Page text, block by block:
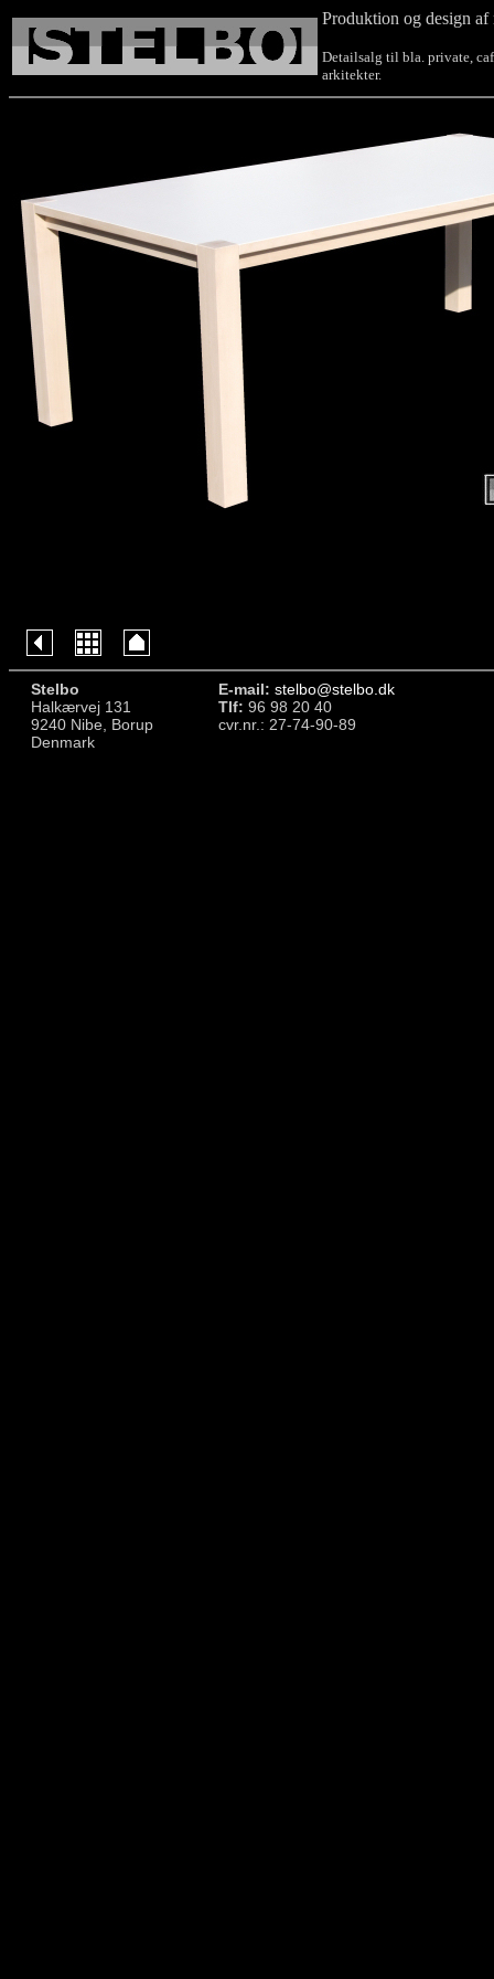
Produktion og design af
Detailsalg til bla. private,
arkitekter.
Stelbo
Halkærvej 131
9240 Nibe, Borup
Denmark
E-mail: stelbo@stelbo.dk
Tlf: 96 98 20 40
cvr.nr.: 27-74-90-89